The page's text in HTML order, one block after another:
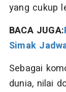
yang cukup
BACA JUGA:
Simak
Sebagai
dunia, nilai